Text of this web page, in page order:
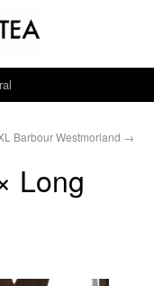
Barbour Westmorland →
Long